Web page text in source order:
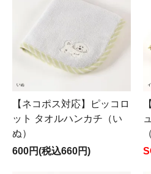
【ネコポス対応】ピッコロ
ット タオルハンカチ（い
ぬ）
600円(税込660円)